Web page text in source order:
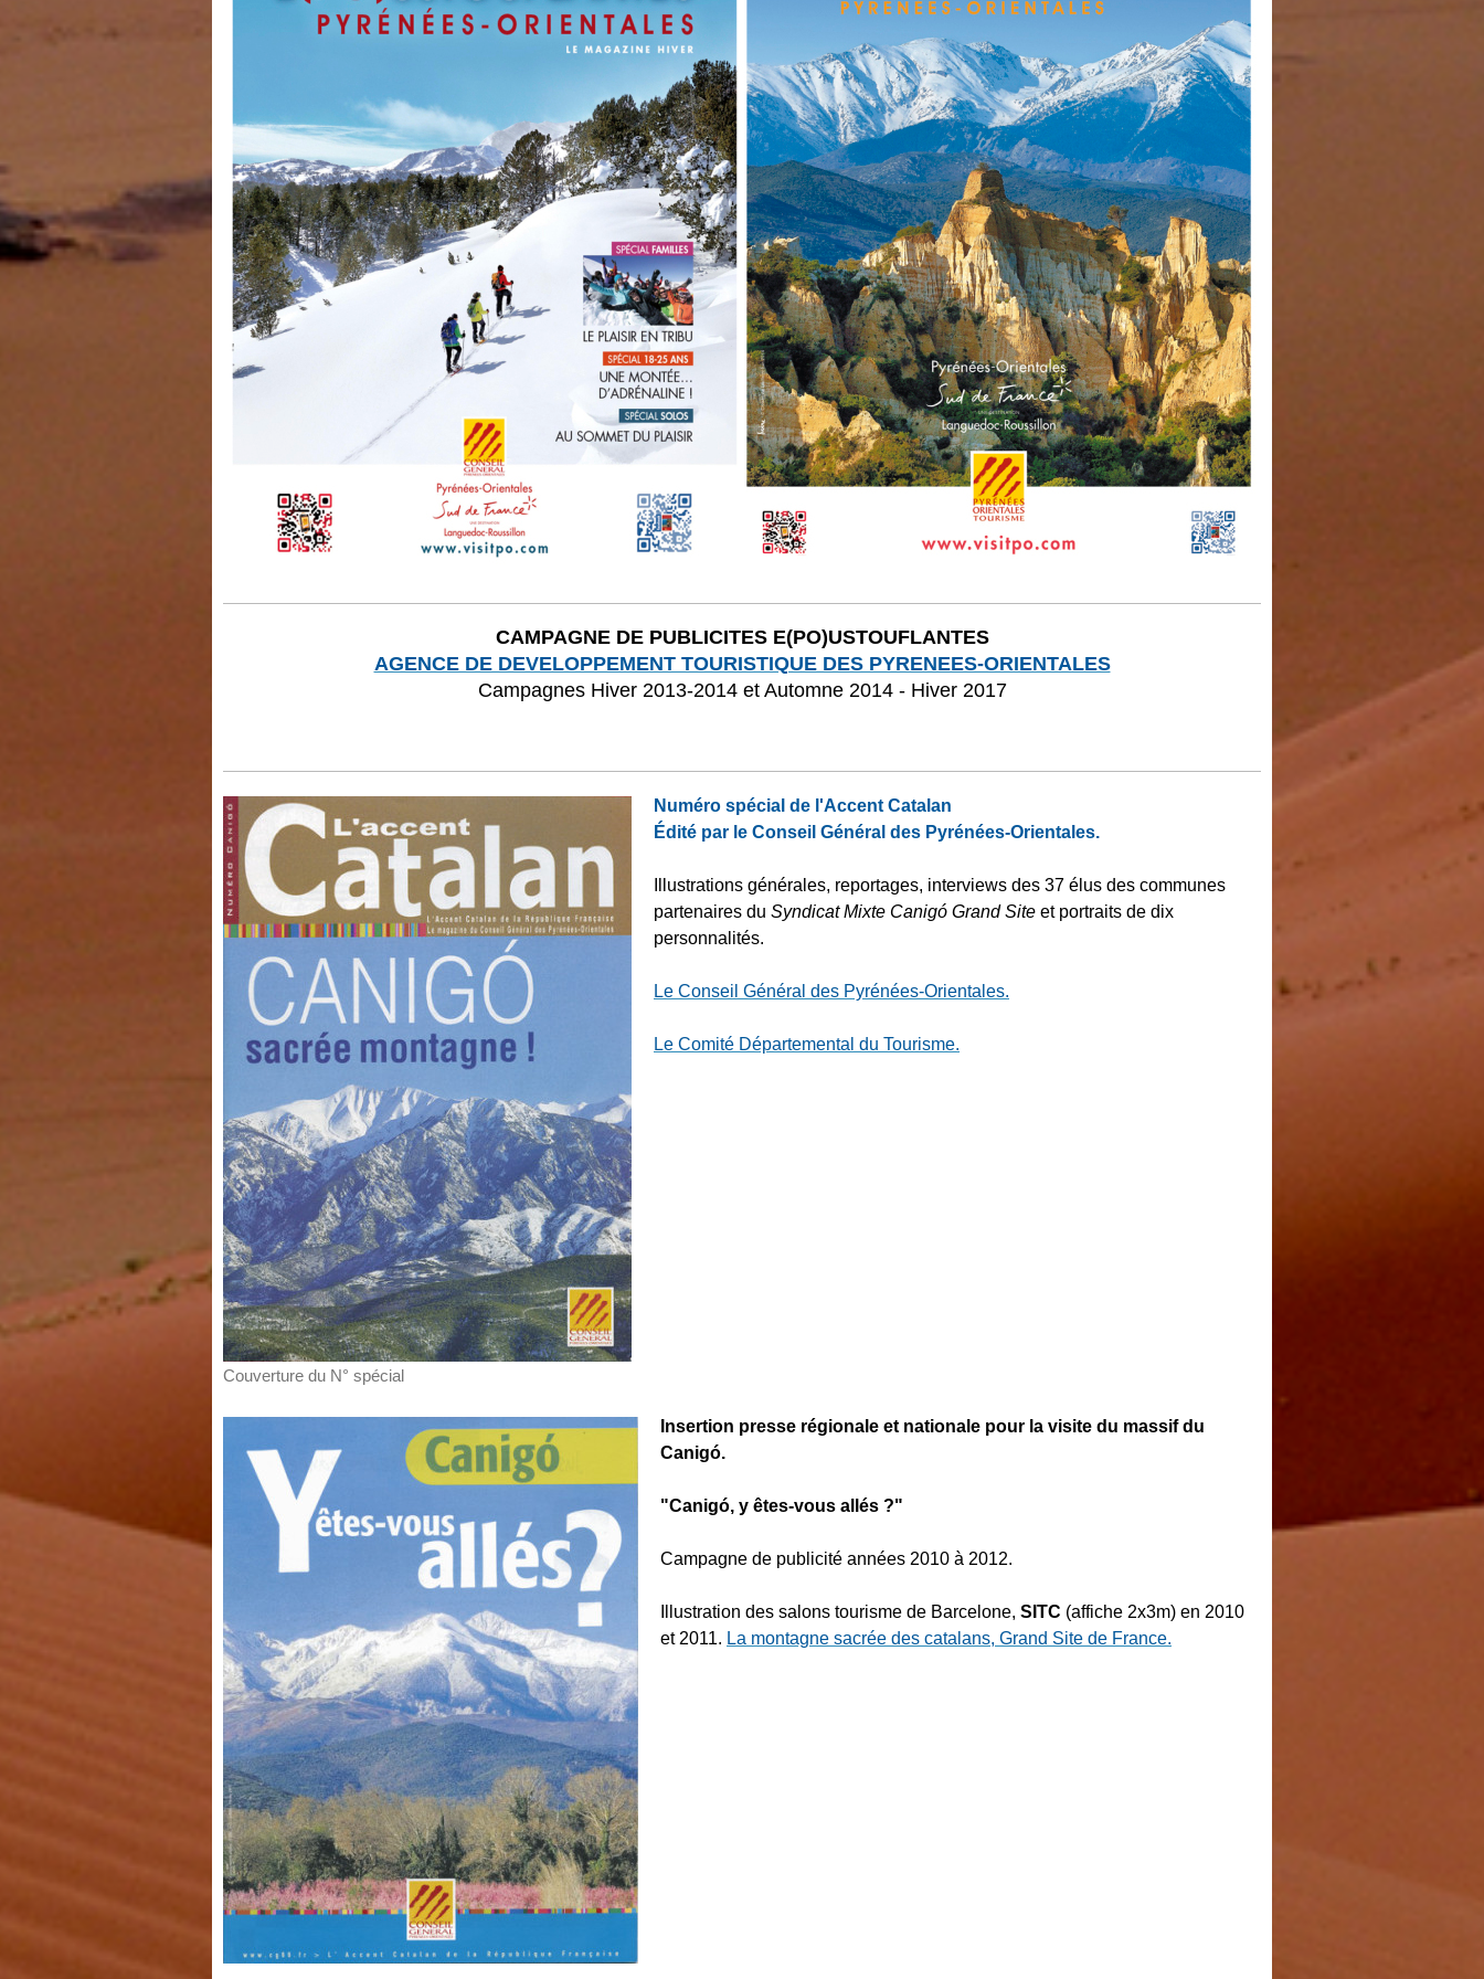
CAMPAGNE DE PUBLICITES E(PO)USTOUFLANTES
AGENCE DE DEVELOPPEMENT TOURISTIQUE DES PYRENEES-ORIENTALES
Campagnes Hiver 2013-2014 et Automne 2014 - Hiver 2017
Couverture du N° spécial
Numéro spécial de l'Accent Catalan
Édité par le Conseil Général des Pyrénées-Orientales.
Illustrations générales, reportages, interviews des 37 élus des communes
partenaires du Syndicat Mixte Canigó Grand Site et portraits de dix
personnalités.
Le Conseil Général des Pyrénées-Orientales.
Le Comité Départemental du Tourisme .
Insertion presse régionale et nationale pour la visite du massif du
Canigó.
"Canigó, y êtes-vous allés ?"
Campagne de publicité années 2010 à 2012.
Illustration des salons tourisme de Barcelone, SITC (affiche 2x3m) en 2010
et 2011. La montagne sacrée des catalans, Grand Site de France.